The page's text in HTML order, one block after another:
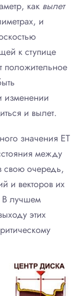
как вылет
и
к ступице
положительное
изменении
и вылет.
значения ET
между
свою очередь,
и векторов их
В лучшем
этих